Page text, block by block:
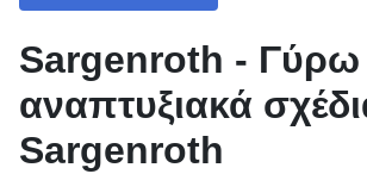
Sargenroth -
αναπτυξιακά
Sargenroth